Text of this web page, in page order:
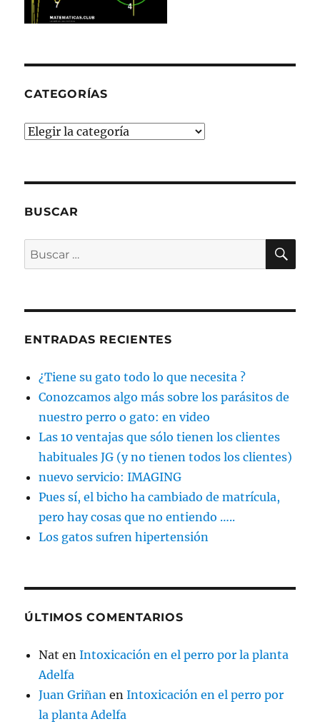
CATEGORÍAS
Categorías
BUSCAR
Buscar
por:
ENTRADAS RECIENTES
¿Tiene su gato todo lo que necesita ?
Conozcamos algo más sobre los parásitos de
nuestro perro o gato: en video
Las 10 ventajas que sólo tienen los clientes
habituales JG (y no tienen todos los clientes)
nuevo servicio: IMAGING
Pues sí, el bicho ha cambiado de matrícula,
pero hay cosas que no entiendo …..
Los gatos sufren hipertensión
ÚLTIMOS COMENTARIOS
Nat enIntoxicación en el perro por la planta
Adelfa
Juan Griñan enIntoxicación en el perro por
la planta Adelfa